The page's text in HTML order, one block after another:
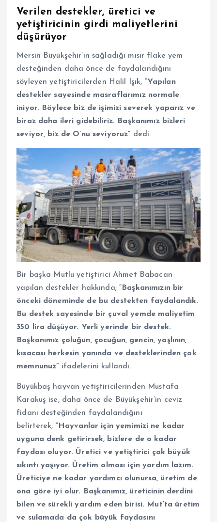
Verilen destekler, üretici ve
yetiştiricinin girdi maliyetlerini
düşürüyor
Mersin Büyükşehir’in sağladığı mısır flake yem
desteğinden daha önce de faydalandığını
söyleyen yetiştiricilerden Halil Işık, “Yapılan
destekler sayesinde masraflarımız normale
iniyor. Böylece biz de işimizi severek yaparız ve
biraz daha ileri gidebiliriz. Başkanımız bizleri
seviyor, biz de O’nu seviyoruz” dedi.
Bir başka Mutlu yetiştirici Ahmet Babacan
yapılan destekler hakkında;“Başkanımızın bir
önceki döneminde de bu destekten faydalandık.
Bu destek sayesinde bir çuval yemde maliyetim
350 lira düşüyor. Yerli yerinde bir destek.
Başkanımız çoluğun, çocuğun, gencin, yaşlının,
kısacası herkesin yanında ve desteklerinden çok
memnunuz” ifadelerini kullandı.
Büyükbaş hayvan yetiştiricilerinden Mustafa
Karakuş ise, daha önce de Büyükşehir’in ceviz
fidanı desteğinden faydalandığını
belirterek, “Hayvanlar için yemimizi ne kadar
uyguna denk getirirsek, bizlere de o kadar
faydası oluyor. Üretici ve yetiştirici çok büyük
sıkıntı yaşıyor. Üretim olması için yardım lazım.
Üreticiye ne kadar yardımcı olunursa, üretim de
ona göre iyi olur. Başkanımız, üreticinin derdini
bilen ve sürekli yardım eden birisi. Mut’ta üretim
ve sulamada da çok büyük faydasını